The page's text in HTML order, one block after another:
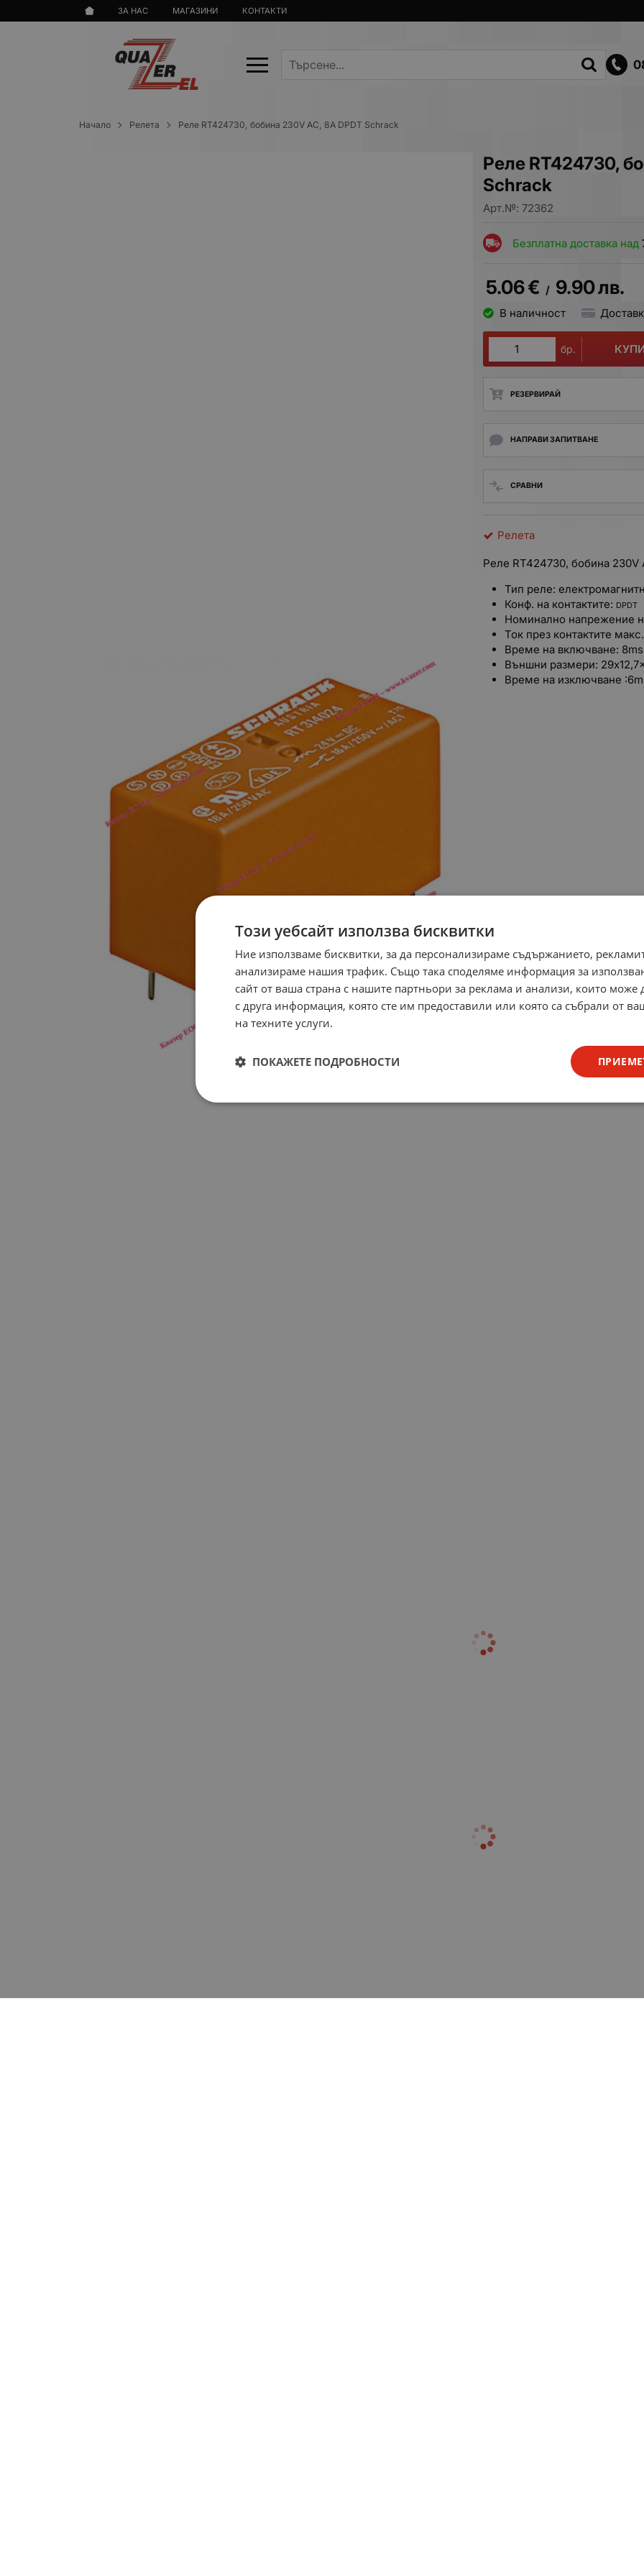
ЗА НАС МАГАЗИНИ КОНТАКТИ
Начало Релета Реле RT424730, бобина 230V AC, 8A DPDT Schrack
Реле RT424730,
Schrack
Арт.№: 72362
Безплатна доставка над
5.06€ / 9.90лв.
В наличност
бр.
РЕЗЕРВИРАЙ
НАПРАВИ ЗАПИТВАНЕ
СРАВНИ
Релета
Реле RT424730, бобина 230V
Тип реле:
Конф. на контактите: DPDT
Номинално напрежение
Ток през контактите
Време на включване: 8ms
Външни размери:
Време на изключване
Този уебсайт използва бисквитки
Ние използваме бисквитки, за да персонализираме съдържанието,
анализираме нашия трафик. Също така споделяме информация за
сайт от ваша страна с нашите партньори за реклама и анализи, които може
с друга информация, която сте им предоставили или която са събрали от
на техните услуги.
ПОКАЖЕТЕ ПОДРОБНОСТИ